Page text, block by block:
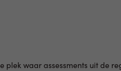
waar assessments uit de